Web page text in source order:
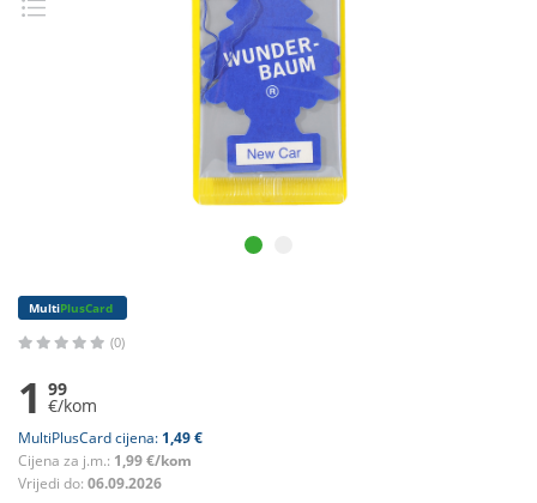
MultiPlusCard
(0)
1 99
€/kom
MultiPlusCard cijena: 1,49 €
Cijena za j.m.: 1,99 €/kom
Vrijedi do: 06.09.2026